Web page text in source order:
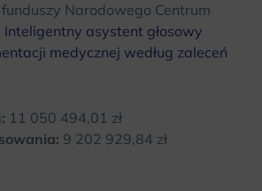
Narodowego Centrum
Inteligentny asystent głosowy
medycznej według zaleceń
11 050 494,01 zł
9 202 929,84 zł